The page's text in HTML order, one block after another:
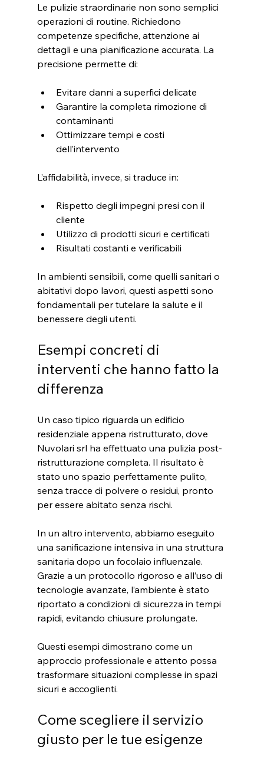
Le pulizie straordinarie non sono semplici
operazioni di routine. Richiedono
competenze specifiche, attenzione ai
dettagli e una pianificazione accurata. La
precisione permette di:
Evitare danni a superfici delicate
Garantire la completa rimozione di
contaminanti
Ottimizzare tempi e costi
dell’intervento
L’affidabilità, invece, si traduce in:
Rispetto degli impegni presi con il
cliente
Utilizzo di prodotti sicuri e certificati
Risultati costanti e verificabili
In ambienti sensibili, come quelli sanitari o
abitativi dopo lavori, questi aspetti sono
fondamentali per tutelare la salute e il
benessere degli utenti.
Esempi concreti di
interventi che hanno fatto la
differenza
Un caso tipico riguarda un edificio
residenziale appena ristrutturato, dove
Nuvolari srl ha effettuato una pulizia post-
ristrutturazione completa. Il risultato è
stato uno spazio perfettamente pulito,
senza tracce di polvere o residui, pronto
per essere abitato senza rischi.
In un altro intervento, abbiamo eseguito
una sanificazione intensiva in una struttura
sanitaria dopo un focolaio influenzale.
Grazie a un protocollo rigoroso e all’uso di
tecnologie avanzate, l’ambiente è stato
riportato a condizioni di sicurezza in tempi
rapidi, evitando chiusure prolungate.
Questi esempi dimostrano come un
approccio professionale e attento possa
trasformare situazioni complesse in spazi
sicuri e accoglienti.
Come scegliere il servizio
giusto per le tue esigenze